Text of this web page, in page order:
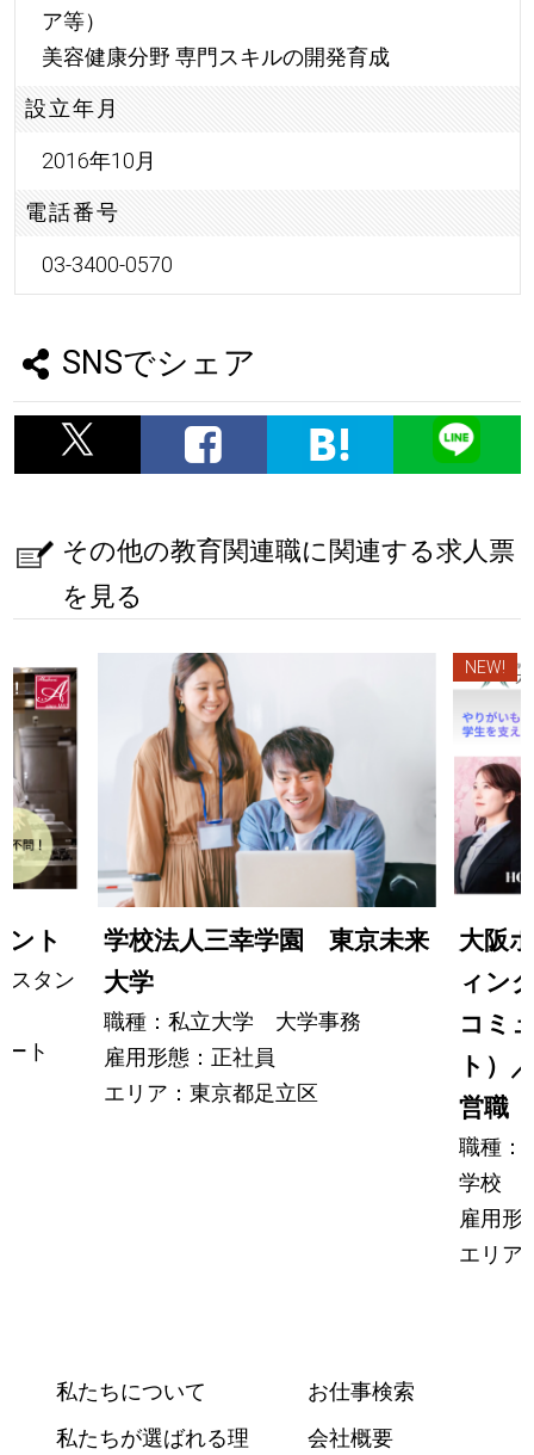
ア等）
美容健康分野 専門スキルの開発育成
設立年月
2016年10月
電話番号
03-3400-0570
SNSでシェア
その他の教育関連職に関連する求人票
を見る
ント
スタン
ト
学校法人三幸学園 東京未来
大学
職種：私立大学 大学事務
雇用形態：正社員
エリア：東京都足立区
NEW!
大阪
ィン
コミ
ト）
営職
職種：
学校
雇用形
エリア
私たちについて
私たちが選ばれる理
お仕事検索
会社概要